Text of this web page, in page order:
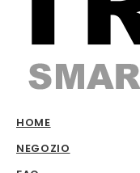
HOME
NEGOZIO